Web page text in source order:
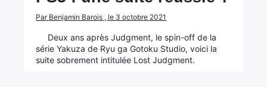
Par Benjamin Barois , le 3 octobre 2021
Deux ans après Judgment, le spin-off de la
série Yakuza de Ryu ga Gotoku Studio, voici la
suite sobrement intitulée Lost Judgment.